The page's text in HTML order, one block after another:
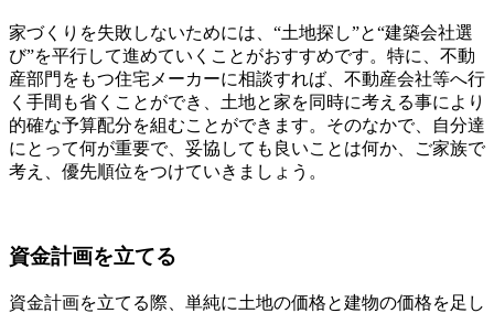
家づくりを失敗しないためには、“土地探し”と“建築会社選
び”を平行して進めていくことがおすすめです。特に、不動
産部門をもつ住宅メーカーに相談すれば、不動産会社等へ行
く手間も省くことができ、土地と家を同時に考える事により
的確な予算配分を組むことができます。そのなかで、自分達
にとって何が重要で、妥協しても良いことは何か、ご家族で
考え、優先順位をつけていきましょう。
資金計画を立てる
資金計画を立てる際、単純に土地の価格と建物の価格を足し